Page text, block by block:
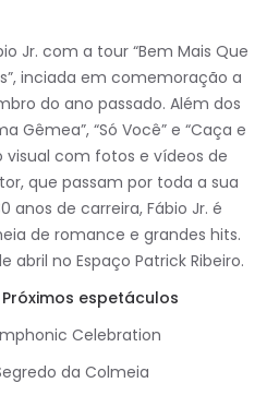
Jr. com a tour “Bem Mais Que
inciada em comemoração a
do ano passado. Além dos
Gêmea”, “Só Você” e “Caça e
visual com fotos e vídeos de
que passam por toda a sua
anos de carreira, Fábio Jr. é
de romance e grandes hits.
no Espaço Patrick Ribeiro.
espetáculos
Celebration
da Colmeia